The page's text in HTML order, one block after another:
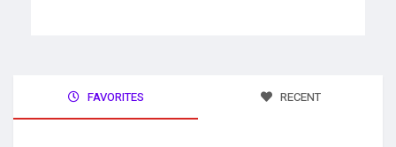
FAVORITES RECENT